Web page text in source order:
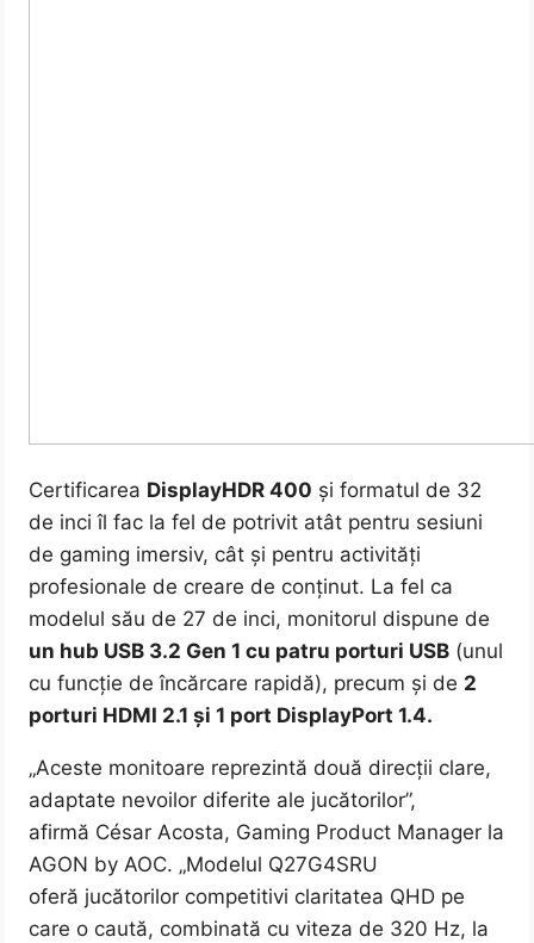
Certificarea DisplayHDR 400 și formatul de 32
de inci îl fac la fel de potrivit atât pentru sesiuni
de gaming imersiv, cât și pentru activități
profesionale de creare de conținut. La fel ca
modelul său de 27 de inci, monitorul dispune de
un hub USB 3.2 Gen 1 cu patru porturi USB (unul
cu funcție de încărcare rapidă), precum și de 2
porturi HDMI 2.1 și 1 port DisplayPort 1.4.
„Aceste monitoare reprezintă două direcții clare,
adaptate nevoilor diferite ale jucătorilor”,
afirmă César Acosta, Gaming Product Manager la
AGON by AOC. „Modelul Q27G4SRU
oferă jucătorilor competitivi claritatea QHD pe
care o caută, combinată cu viteza de 320 Hz, la